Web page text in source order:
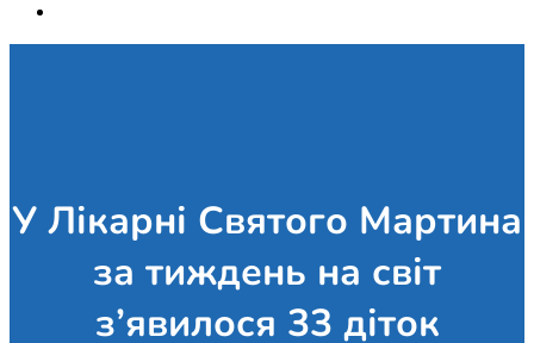
У Лікарні Святого Мартина
за тиждень на світ
з’явилося 33 діток